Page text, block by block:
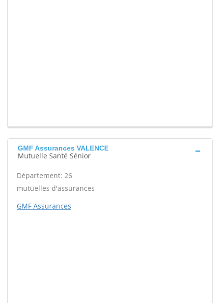
GMF Assurances VALENCE
Mutuelle Santé Sénior
Département: 26
mutuelles d'assurances
GMF Assurances